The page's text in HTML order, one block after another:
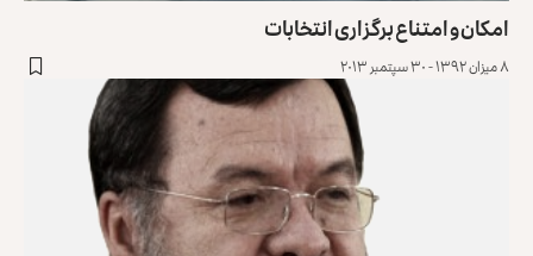
امکان و امتناع برگزاری انتخابات
۸ میزان ۱۳۹۲ - ۳۰ سپتمبر ۲۰۱۳